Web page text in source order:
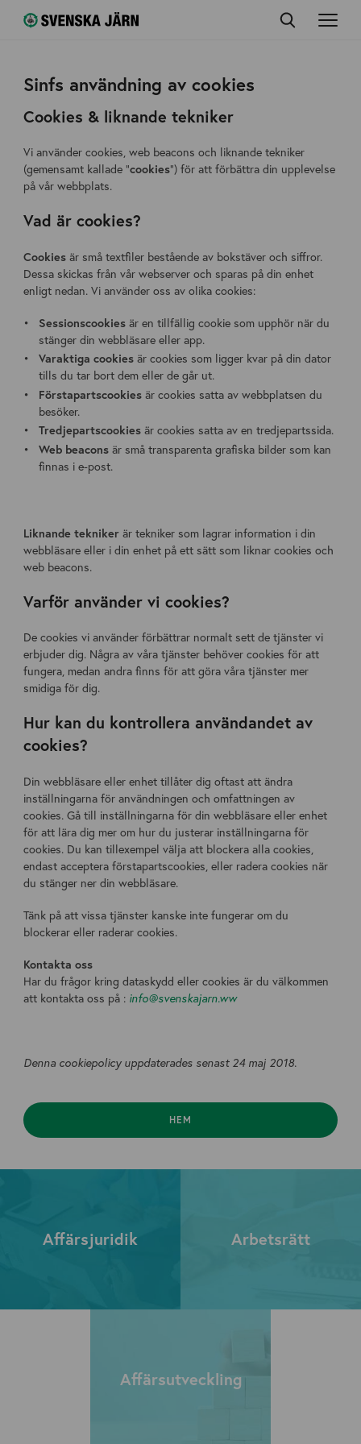
Sinfs användning av cookies
Cookies & liknande tekniker
Vi använder cookies, web beacons och liknande tekniker
(gemensamt kallade “cookies“) för att förbättra din upplevelse
på vår webbplats.
Vad är cookies?
Cookies är små textfiler bestående av bokstäver och siffror.
Dessa skickas från vår webserver och sparas på din enhet
enligt nedan. Vi använder oss av olika cookies:
Sessionscookiesär en tillfällig cookie som upphör när du
stänger din webbläsare eller app.
Varaktiga cookies är cookies som ligger kvar på din dator
tills du tar bort dem eller de går ut.
Förstapartscookies är cookies satta av webbplatsen du
besöker.
Tredjepartscookies är cookies satta av en tredjepartssida.
Web beacons är små transparenta grafiska bilder som kan
finnas i e-post.
Liknande tekniker är tekniker som lagrar information i din
webbläsare eller i din enhet på ett sätt som liknar cookies och
web beacons.
Varför använder vi cookies?
De cookies vi använder förbättrar normalt sett de tjänster vi
erbjuder dig. Några av våra tjänster behöver cookies för att
fungera, medan andra finns för att göra våra tjänster mer
smidiga för dig.
Hur kan du kontrollera användandet av
cookies?
Din webbläsare eller enhet tillåter dig oftast att ändra
inställningarna för användningen och omfattningen av
cookies. Gå till inställningarna för din webbläsare eller enhet
för att lära dig mer om hur du justerar inställningarna för
cookies. Du kan tillexempel välja att blockera alla cookies,
endast acceptera förstapartscookies, eller radera cookies när
du stänger ner din webbläsare.
Tänk på att vissa tjänster kanske inte fungerar om du
blockerar eller raderar cookies.
Kontakta oss
Har du frågor kring dataskydd eller cookies är du välkommen
att kontakta oss på : info@svenskajarn.ww
Denna cookiepolicy uppdaterades senast 24 maj 2018.
HEM
Affärsjuridik Arbetsrätt
Affärsutveckling